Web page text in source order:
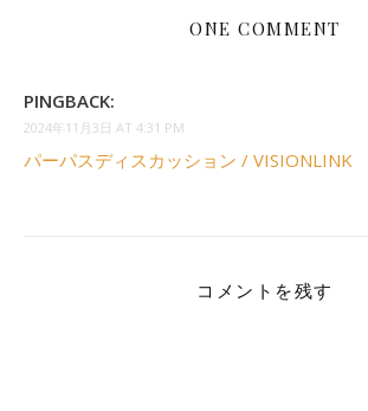
ONE COMMENT
PINGBACK:
2024年11月3日 AT 4:31 PM
パーパスディスカッション / VISIONLINK
コメントを残す